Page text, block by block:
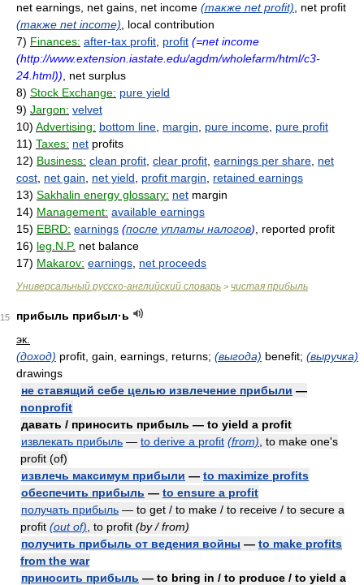
net earnings, net gains, net income (также net profit) , net profit
(также net income) , local contribution
7) Finances: after-tax profit profit (=net income
(http://www.extension.iastate.edu/agdm/wholefarm/html/c3-
24.html)) , net surplus
8) Stock Exchange: pure yield
9) Jargon: velvet
10) Advertising: bottom line margin pure income pure profit
11) Taxes: net profits
12) Business: clean profit clear profit earnings per share net
cost net gain net yield profit margin
retained earnings
13) Sakhalin energy glossary: net margin
14) Management: available earnings
15) EBRD: earnings (после уплаты налогов) , reported profit
16) leg.N.P. net balance
17) Makarov: earnings net proceeds
Универсальный русско-английский словарь > чистая прибыль
15
прибыль прибыл·ь
эк.
(доход) profit, gain, earnings, returns; (выгода) benefit; (выручка)
drawings
не ставящий себе целью извлечение прибыли —
nonprofit
давать / приносить прибыль — to yield a profit
извлекать прибыль — to derive a profit (from) , to make one's
profit (of)
извлечь максимум прибыли — to maximize profits
обеспечить прибыль — to ensure a profit
получать прибыль — to get / to make / to receive / to secure a
profit (out of) , to profit (by / from)
получить прибыль от ведения войны — to make profits
from the war
приносить прибыль — to bring in / to produce / to yield a